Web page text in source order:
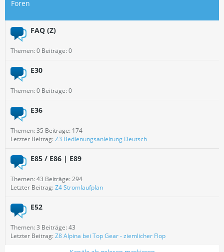
Foren
FAQ (Z)
Themen: 0 Beiträge: 0
E30
Themen: 0 Beiträge: 0
E36
Themen: 35 Beiträge: 174
Letzter Beitrag:Z3 Bedienungsanleitung Deutsch
E85 / E86 | E89
Themen: 43 Beiträge: 294
Letzter Beitrag:Z4 Stromlaufplan
E52
Themen: 3 Beiträge: 43
Letzter Beitrag:Z8 Alpina bei Top Gear - ziemlicher Flop